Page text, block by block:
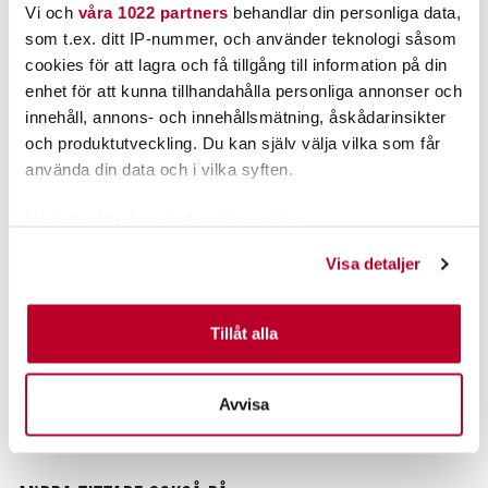
Vi och våra 1022 partners behandlar din personliga data,
som t.ex. ditt IP-nummer, och använder teknologi såsom
cookies för att lagra och få tillgång till information på din
enhet för att kunna tillhandahålla personliga annonser och
innehåll, annons- och innehållsmätning, åskådarinsikter
och produktutveckling. Du kan själv välja vilka som får
använda din data och i vilka syften.
Identifiera din enhet genom att aktivt skanna den för
specifika kännetecken (fingeravtryck)
Ta reda på mer om hur dina personliga uppgifter
Du kan ändra eller dra tillbaka ditt samtycke när som
helst från cookie-förklaringen.
Visa detaljer
Tillåt alla
Avvisa
Nuvarande pris:
FINNS I LAGER.
Daiwa J-Braid Grand X8
Nuvarande pris:
349,00 kr
FINNS I LAGER.